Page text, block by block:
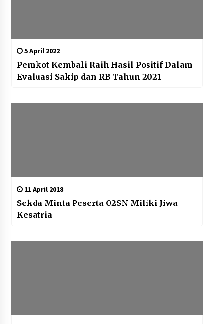
5 April 2022
Pemkot Kembali Raih Hasil Positif Dalam
Evaluasi Sakip dan RB Tahun 2021
11 April 2018
Sekda Minta Peserta O2SN Miliki Jiwa
Kesatria